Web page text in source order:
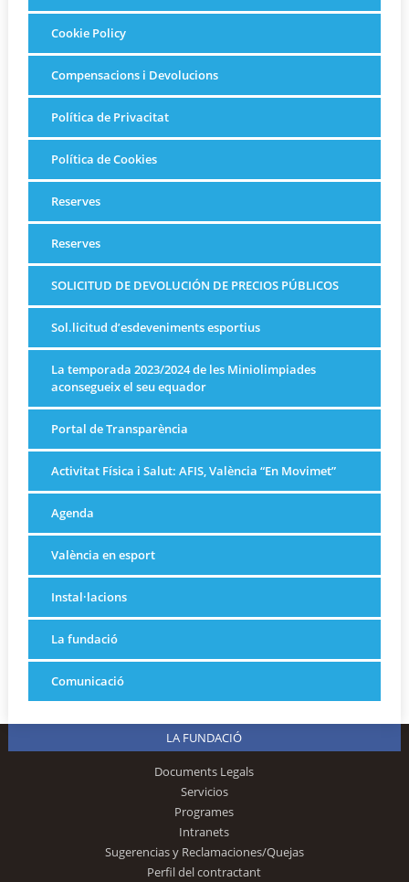
Cookie Policy
Compensacions i Devolucions
Política de Privacitat
Política de Cookies
Reserves
Reserves
SOLICITUD DE DEVOLUCIÓN DE PRECIOS PÚBLICOS
Sol.licitud d’esdeveniments esportius
La temporada 2023/2024 de les Miniolimpiades
aconsegueix el seu equador
Portal de Transparència
Activitat Física i Salut: AFIS, València “En Movimet”
Agenda
València en esport
Instal·lacions
La fundació
Comunicació
LA FUNDACIÓ
Documents Legals
Servicios
Programes
Intranets
Sugerencias y Reclamaciones/Quejas
Perfil del contractant